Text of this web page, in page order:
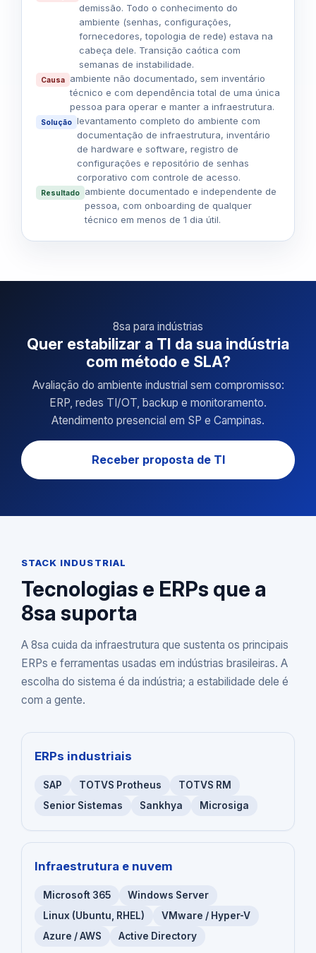
demissão. Todo o conhecimento do
ambiente (senhas, configurações,
fornecedores, topologia de rede) estava na
cabeça dele. Transição caótica com
semanas de instabilidade.
Causa
ambiente não documentado, sem inventário
técnico e com dependência total de uma única
pessoa para operar e manter a infraestrutura.
Solução levantamento completo do ambiente com
documentação de infraestrutura, inventário
de hardware e software, registro de
configurações e repositório de senhas
corporativo com controle de acesso.
Resultado
ambiente documentado e independente de
pessoa, com onboarding de qualquer
técnico em menos de 1 dia útil.
8sa para indústrias
Quer estabilizar a TI da sua indústria
com método e SLA?
Avaliação do ambiente industrial sem compromisso:
ERP, redes TI/OT, backup e monitoramento.
Atendimento presencial em SP e Campinas.
Receber proposta de TI
STACK INDUSTRIAL
Tecnologias e ERPs que a
8sa suporta
A 8sa cuida da infraestrutura que sustenta os principais
ERPs e ferramentas usadas em indústrias brasileiras. A
escolha do sistema é da indústria; a estabilidade dele é
com a gente.
ERPs industriais
SAP TOTVS Protheus
TOTVS RM
Senior Sistemas
Sankhya Microsiga
Infraestrutura e nuvem
Microsoft 365
Windows Server
Linux (Ubuntu, RHEL)
VMware / Hyper-V
Azure / AWS
Active Directory